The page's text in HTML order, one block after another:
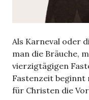
Als Karneval oder
man die Bräuche,
vierzigtägigen
Fastenzeit
für Christen die